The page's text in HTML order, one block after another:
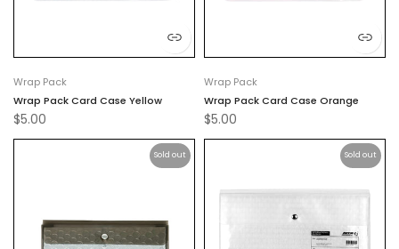
Wrap Pack
Wrap Pack Card Case Yellow
$5.00
Wrap Pack
Wrap Pack Card Case Orange
$5.00
Sold out Sold out